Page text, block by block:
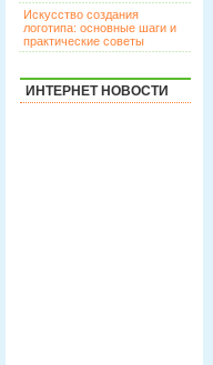
Искусство создания
логотипа: основные шаги и
практические советы
ИНТЕРНЕТ НОВОСТИ